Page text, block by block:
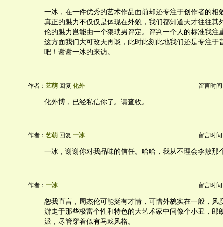
一冰，在一件优秀的艺术作品面前却还专注于创作者的相
真正的魅力不仅仅是体现在外貌，我们都知道天才往往其
伦的魅力岂能由一个猥琐男评定。评判一个人的标准我注
这方面我们大可改天再谈，此时此刻此地我们还是专注于
吧！谢谢一冰的来访。
作者： 艺萌 回复 化外 留言时间
化外博，已经私信你了。请查收。
作者： 艺萌 回复 一冰 留言时间
一冰，谢谢你对我品味的信任。哈哈，我从不理会李敖那
作者： 一冰 留言时间
恕我直言，周杰伦可能挺有才情，可惜外貌实在一般，风
游走于那些极富个性和特色的大艺术家中间像个小丑，郎
派，尽管穿着似有马戏风格。